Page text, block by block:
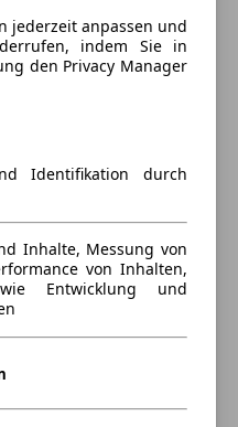
jederzeit anpassen und
indem Sie in
den Privacy Manager
Identifikation durch
Inhalte, Messung von
von Inhalten,
Entwicklung und